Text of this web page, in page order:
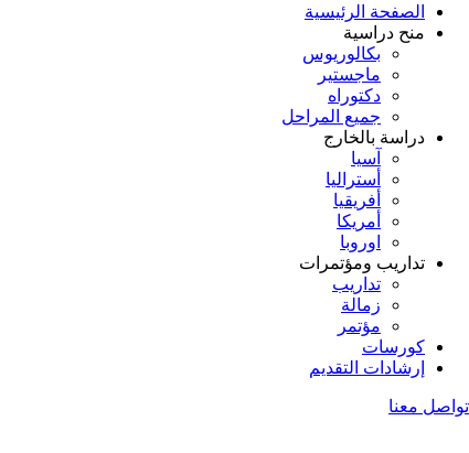
الصفحة الرئيسية
منح دراسية
بكالوريوس
ماجستير
دكتوراه
جميع المراحل
دراسة بالخارج
آسيا
أستراليا
أفريقيا
أمريكا
اوروبا
تداريب ومؤتمرات
تداريب
زمالة
مؤتمر
كورسات
إرشادات التقديم
تواصل معنا